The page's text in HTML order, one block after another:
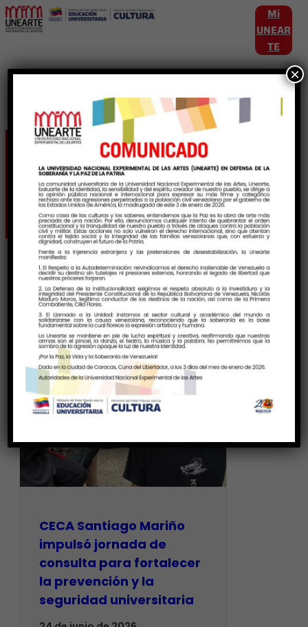
Mi
UNEAR
TE
Etiqueta:
PotenciaSanadora
CECA Santiago Mariño
impulsó jornada de
consulta para fortalecer
la prevención y la
seguridad universitaria
×